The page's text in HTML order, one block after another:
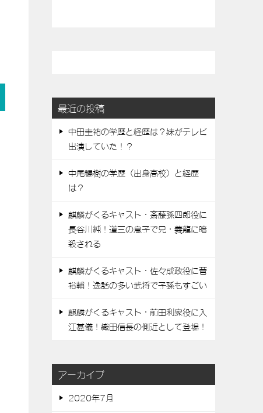
最近の投稿
中田圭祐の学歴と経歴は？妹がテレビ
出演していた！？
中尾暢樹の学歴（出身高校）と経歴
は？
麒麟がくるキャスト・斎藤孫四郎役に
長谷川純！道三の息子で兄・義龍に暗
殺される
麒麟がくるキャスト・佐々成政役に菅
裕輔！逸話の多い武将で子孫もすごい
麒麟がくるキャスト・前田利家役に入
江甚儀！織田信長の側近として登場！
アーカイブ
2020年7月